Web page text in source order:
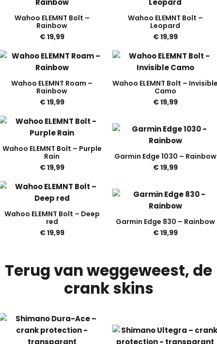
Wahoo ELEMNT Bolt –
Rainbow
€19,99
Wahoo ELEMNT Bolt –
Leopard
€19,99
Wahoo ELEMNT Roam –
Rainbow
€19,99
Wahoo ELEMNT Bolt –
Camo
€19,99
Wahoo ELEMNT Bolt – Purple
Rain
€19,99
Garmin Edge 1030 – Rainbow
€19,99
Wahoo ELEMNT Bolt – Deep
red
€19,99
Garmin Edge 830 – Rainbow
€19,99
Terug van weggeweest, de
crank skins